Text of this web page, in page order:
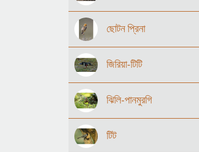
ছোটন প্রিনা
জিরিয়া-টিটি
ঝিলি-পানমুরগি
টিট